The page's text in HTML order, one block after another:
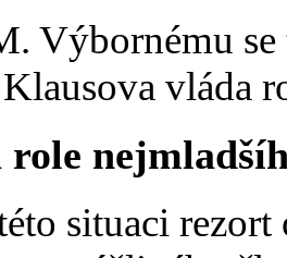
Výbornému
vláda
role
situaci